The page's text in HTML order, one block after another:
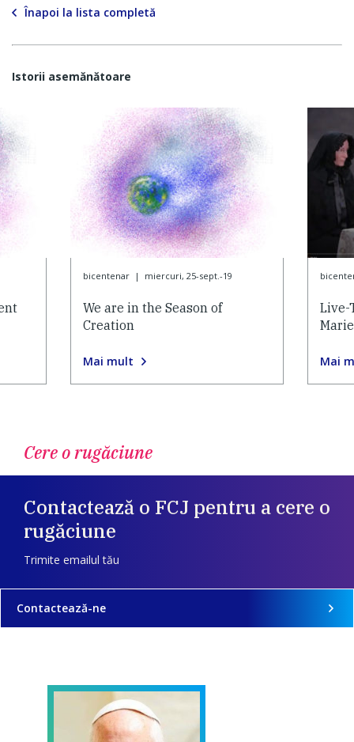
Înapoi la lista completă
Istorii asemănătoare
bicentenar | miercuri, 25-sept.-19
We are in the Season of
Creation
Mai mult
Live-
Mai
Cere o rugăciune
Contactează o FCJ pentru a cere o
rugăciune
Trimite emailul tău
Contactează-ne